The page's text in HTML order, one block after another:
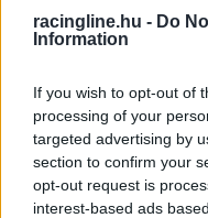
racingline.hu - Do
Information
If you wish to opt-out of
processing of your
targeted advertising by
section to confirm your
opt-out request is
interest-based ads
A MotoGP
városokhoz a